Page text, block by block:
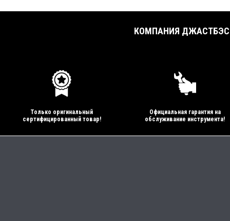
КОМПАНИЯ
Только оригинальный
сертифицированный товар!
Официальная гарантия на
обслуживание инструмента!